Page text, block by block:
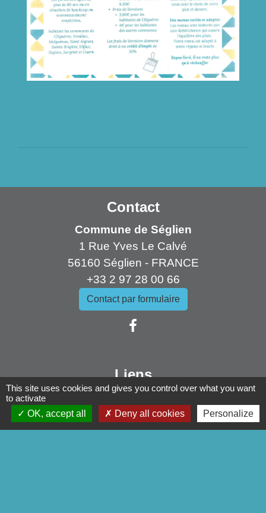
Contact
Commune de Séglien
1 Rue Yves Le Calvé
56160 Séglien - FRANCE
+33 2 97 28 00 66
Contact par formulaire
Liens
Pontivy Communauté
Conseil départemental
Région Bretagne
This site uses cookies and gives you control over what you want
to activate
OK, accept all
Deny all cookies Personalize